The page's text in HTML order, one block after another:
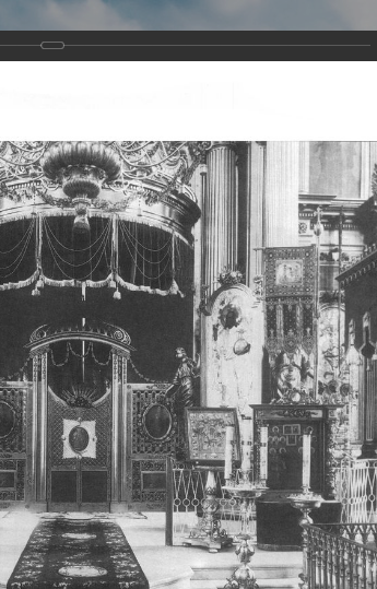
Новомучеников
Земли
Сайт создан по
и
Галерея
Храмы-мученики Архангельска Свято-Троицкий
собор